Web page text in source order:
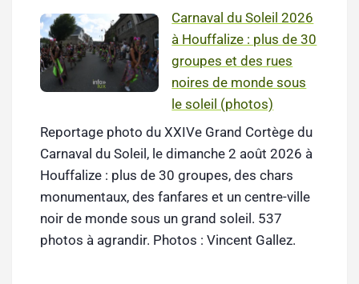
Carnaval du Soleil 2026
à Houffalize : plus de 30
groupes et des rues
noires de monde sous
le soleil (photos)
Reportage photo du XXIVe Grand Cortège du
Carnaval du Soleil, le dimanche 2 août 2026 à
Houffalize : plus de 30 groupes, des chars
monumentaux, des fanfares et un centre-ville
noir de monde sous un grand soleil. 537
photos à agrandir. Photos : Vincent Gallez.